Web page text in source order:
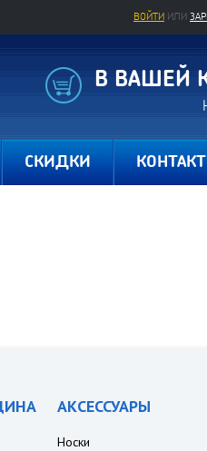
ВОЙТИ ИЛИ
В ВАШЕЙ
СКИДКИ
АКСЕССУАРЫ
Носки